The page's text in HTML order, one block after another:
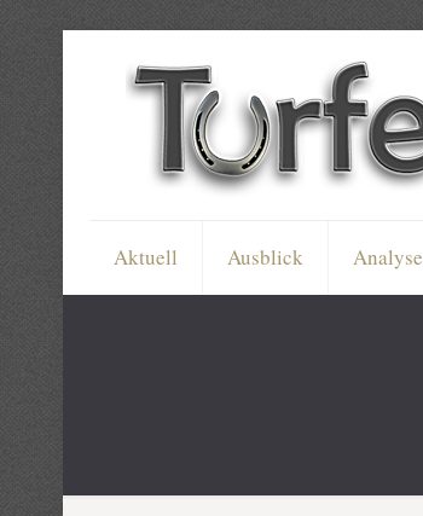
Aktuell Ausblick Analyse